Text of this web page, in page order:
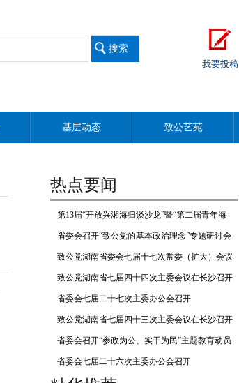
我要投稿
基层动态 致公艺苑
热点要闻
第13届“开放兴湘海归谈沙龙”暨“第二届青年海
归创业与合作对话”在长举行
省委会召开“致公党的基本政治理念”专题研讨会
致公党湖南省委会七届十七次常委（扩大）会议
召开
致公党湖南省七届四十四次主委会议在长沙召开
省委会七届二十七次主委办公会召开
致公党湖南省七届四十三次主委会议在长沙召开
省委会召开“参政为公、实干为民”主题教育动员
会
省委会七届二十六次主委办公会召开